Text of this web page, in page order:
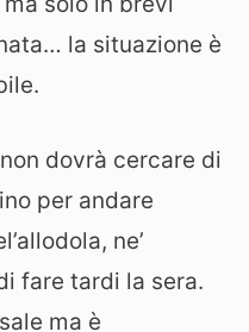
la situazione è
dovrà cercare di
per andare
ne’
fare tardi la sera.
ma è